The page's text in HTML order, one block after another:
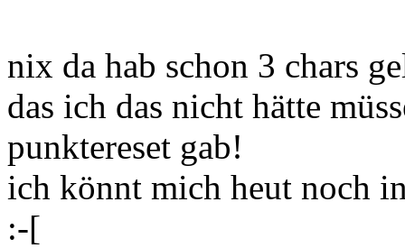
nix da hab schon 3 chars
das ich das nicht hätte
punktereset gab!
ich könnt mich heut noch
:-[